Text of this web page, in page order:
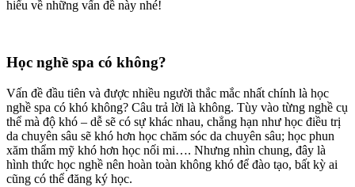
hiểu về những vấn đề này nhé!
Học nghề spa có không?
Vấn đề đầu tiên và được nhiều người thắc mắc nhất chính là học
nghề spa có khó không? Câu trả lời là không. Tùy vào từng nghề cụ
thể mà độ khó – dễ sẽ có sự khác nhau, chẳng hạn như học điều trị
da chuyên sâu sẽ khó hơn học chăm sóc da chuyên sâu; học phun
xăm thẩm mỹ khó hơn học nối mi…. Nhưng nhìn chung, đây là
hình thức học nghề nên hoàn toàn không khó để đào tạo, bất kỳ ai
cũng có thể đăng ký học.